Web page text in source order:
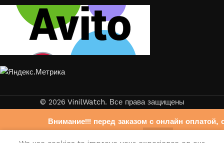
Внимание!!! перед заказом с онлайн оплатой,
© 2026 VinilWatch. Все права защищены